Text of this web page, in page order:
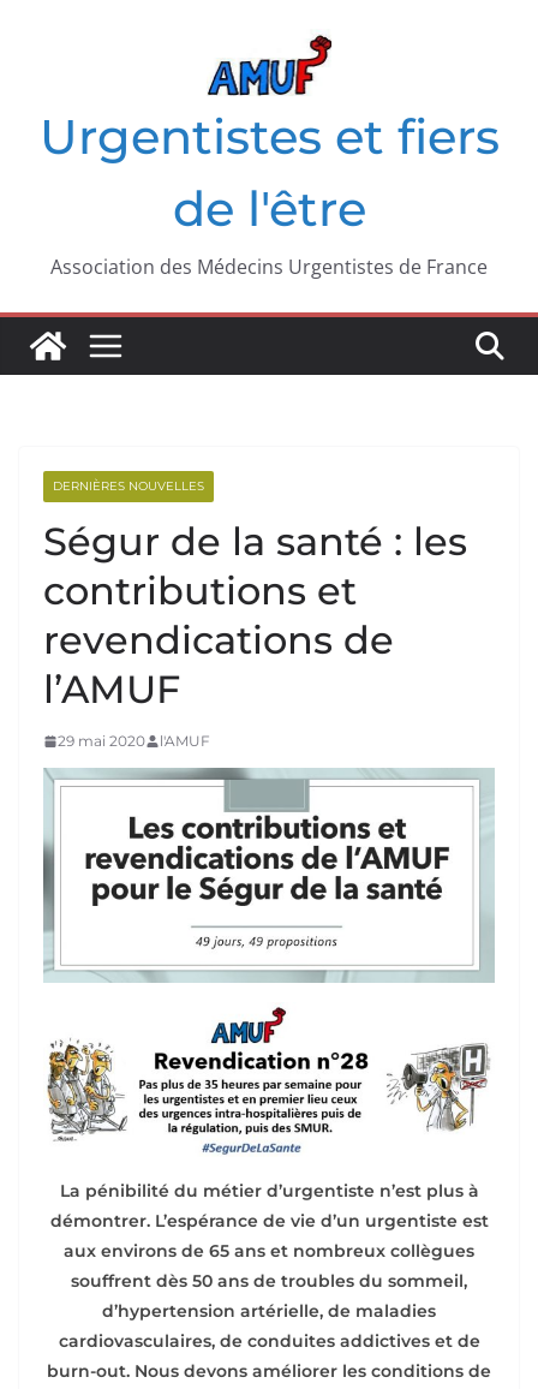
Urgentistes et fiers
de l'être
Association des Médecins Urgentistes de France
DERNIÈRES NOUVELLES
Ségur de la santé : les
contributions et
revendications de
l’AMUF
29 mai 2020 l'AMUF
La pénibilité du métier d’urgentiste n’est plus à
démontrer. L’espérance de vie d’un urgentiste est
aux environs de 65 ans et nombreux collègues
souffrent dès 50 ans de troubles du sommeil,
d’hypertension artérielle, de maladies
cardiovasculaires, de conduites addictives et de
burn-out. Nous devons améliorer les conditions de